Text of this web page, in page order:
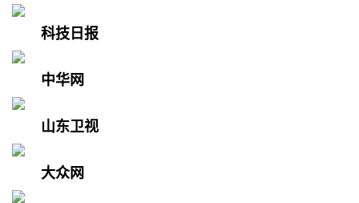
科技日报
中华网
山东卫视
大众网